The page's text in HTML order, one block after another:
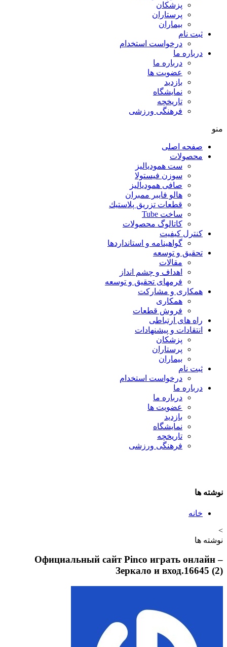
پزشكان
پرستاران
بيماران
ثبت نام
درخواست استخدام
درباره ما
درباره ما
عضویت ها
بازدید
نمایشگاه
تاريخچه
فرهنگی ورزشی
منو
صفحه اصلی
محصولات
ست همودیالیز
سوزن فیستولا
صافی همودیالیز
هالو فایبر ممبران
قطعات تزريق پلاستيك
ساخت Tube
کاتالوگ محصولات
کنترل کیفیت
گواهينامه و استانداردها
تحقيق و توسعه
مقالات
اهداف و چشم انداز
فرمهای تحقیق و توسعه
همکاری و مشارکت
همکاری
فروش قطعات
راه های ارتباطی
انتقادات و پيشنهادات
پزشكان
پرستاران
بيماران
ثبت نام
درخواست استخدام
درباره ما
درباره ما
عضویت ها
بازدید
نمایشگاه
تاريخچه
فرهنگی ورزشی
نوشته ها
خانه
>
نوشته ها
– Официальный сайт Pinco играть онлайн
Зеркало и вход.16645 (2)